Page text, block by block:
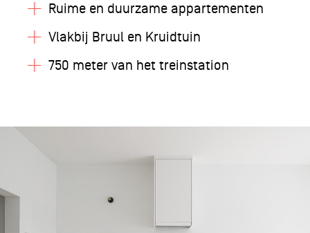
Ruime en duurzame appartementen
Vlakbij Bruul en Kruidtuin
750 meter van het treinstation